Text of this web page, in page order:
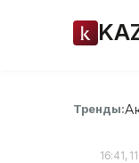
Тренды:
16:41,